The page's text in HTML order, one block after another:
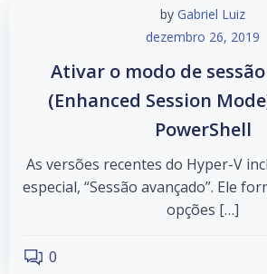
by Gabriel Luiz
dezembro 26, 2019
Ativar o modo de
(Enhanced Session
PowerShell
As versões recentes do Hyper-V
especial, “Sessão avançado”. Ele
opções […]
0